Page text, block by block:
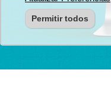
Permitir todos